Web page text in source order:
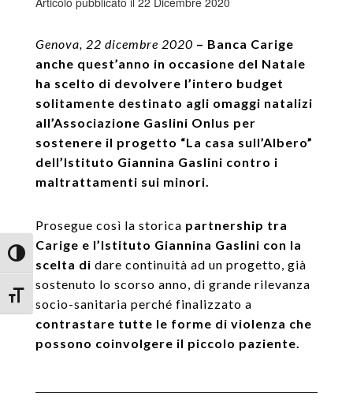
Attiva/disattiva alto contrasto
Attiva/disattiva dimensione testo
Genova, 22 dicembre 2020 – Banca Carige
anche quest’anno in occasione del Natale
ha scelto di devolvere l’intero budget
solitamente destinato agli omaggi natalizi
all’Associazione Gaslini Onlus per
sostenere il progetto “La casa sull’Albero”
dell’Istituto Giannina Gaslini contro i
maltrattamenti sui minori.
Prosegue così la storica partnership tra
Carige e l’Istituto Giannina Gaslini con la
scelta di dare continuità ad un progetto, già
sostenuto lo scorso anno, di grande rilevanza
socio-sanitaria perché finalizzato a
contrastare tutte le forme di violenza che
possono coinvolgere il piccolo paziente.